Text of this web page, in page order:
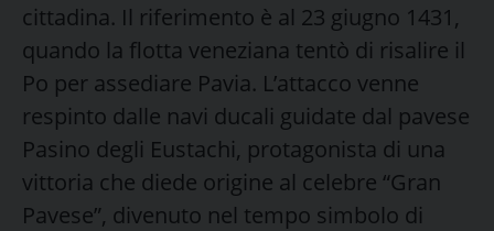
cittadina. Il riferimento è al 23 giugno 1431,
quando la flotta veneziana tentò di risalire il
Po per assediare Pavia. L’attacco venne
respinto dalle navi ducali guidate dal pavese
Pasino degli Eustachi, protagonista di una
vittoria che diede origine al celebre “Gran
Pavese”, divenuto nel tempo simbolo di